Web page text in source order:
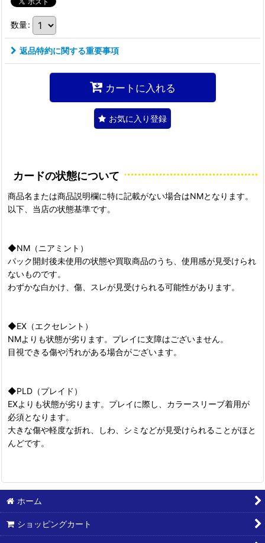
数量:
返品特約に関する重要事項
カートに入れる
お気に入り登録
カードの状態について
商品名または商品説明欄に特に記載がない場合はNMとなります。
以下、当店の状態基準です。
◆NM（ニアミント）
パック開封後未使用の状態や買取商品のうち、使用感が見受けられ
ないものです。
わずかな白かけ、傷、スレが見受けられる可能性があります。
◆EX（エクセレント）
NMよりも状態が劣ります。プレイに支障はございません。
目視できる傷や汚れがある場合がございます。
◆PLD（プレイド）
EXよりも状態が劣ります。プレイに際し、カラースリーブ着用が
必須となります。
大きな傷や軽度な折れ、しわ、シミなどが見受けられることがほと
んどです。
ホーム
ショッピングカート